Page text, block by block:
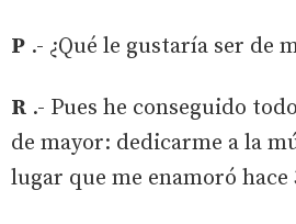
P .- ¿Qué le gustaría ser de
R .- Pues he conseguido
de mayor: dedicarme a la
lugar que me enamoró hace